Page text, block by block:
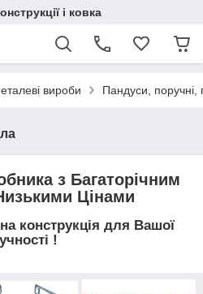
і ковка
вироби Пандуси, поручні,
з Багаторічним
Цінами
конструкція для Вашої
!